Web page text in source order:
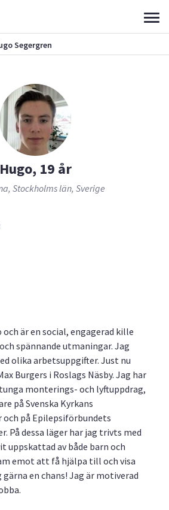
Segergren
Hugo, 19 år
Stockholms län, Sverige
och är en social, engagerad kille
spännande utmaningar. Jag
olika arbetsuppgifter. Just nu
Burgers i Roslags Näsby. Jag har
monterings- och lyftuppdrag,
på Svenska Kyrkans
på Epilepsiförbundets
På dessa läger har jag trivts med
uppskattad av både barn och
emot att få hjälpa till och visa
gärna en chans! Jag är motiverad